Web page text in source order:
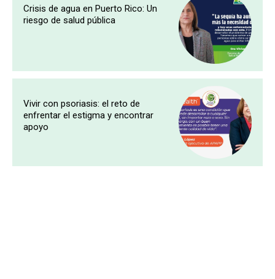
Crisis de agua en Puerto Rico: Un
riesgo de salud pública
Vivir con psoriasis: el reto de
enfrentar el estigma y encontrar
apoyo